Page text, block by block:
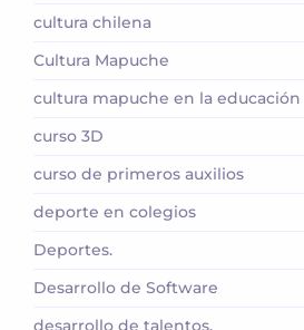
cultura chilena
Cultura Mapuche
cultura mapuche en la educación
curso 3D
curso de primeros auxilios
deporte en colegios
Deportes.
Desarrollo de Software